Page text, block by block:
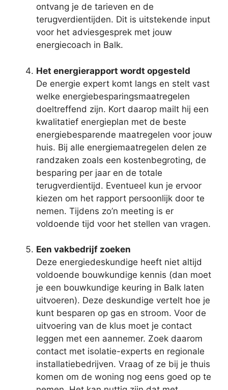
ontvang je de tarieven en de
terugverdientijden. Dit is uitstekende input
voor het adviesgesprek met jouw
energiecoach in Balk.
Het energierapport wordt opgesteld
De energie expert komt langs en stelt vast
welke energiebesparingsmaatregelen
doeltreffend zijn. Kort daarop mailt hij een
kwalitatief energieplan met de beste
energiebesparende maatregelen voor jouw
huis. Bij alle energiemaatregelen delen ze
randzaken zoals een kostenbegroting, de
besparing per jaar en de totale
terugverdientijd. Eventueel kun je ervoor
kiezen om het rapport persoonlijk door te
nemen. Tijdens zo’n meeting is er
voldoende tijd voor het stellen van vragen.
Een vakbedrijf zoeken
Deze energiedeskundige heeft niet altijd
voldoende bouwkundige kennis (dan moet
je een bouwkundige keuring in Balk laten
uitvoeren). Deze deskundige vertelt hoe je
kunt besparen op gas en stroom. Voor de
uitvoering van de klus moet je contact
leggen met een aannemer. Zoek daarom
contact met isolatie-experts en regionale
installatiebedrijven. Vraag of ze bij je thuis
komen om de woning nog eens goed op te